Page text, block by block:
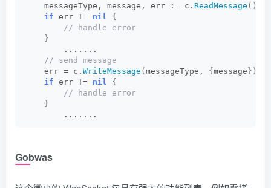
    messageType, message, err := c.
ReadMessage ()
if err != nil
{
// handle error
}
        .......
// send message
    err = c.
WriteMessage ( messageType, { message })
if err != nil
{
// handle error
}
        .......
Gobwas